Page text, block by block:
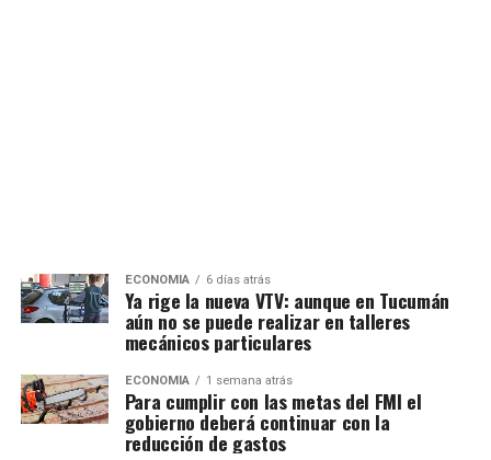
ECONOMÍA 6 días atrás
Ya rige la nueva VTV: aunque en Tucumán
aún no se puede realizar en talleres
mecánicos particulares
ECONOMÍA 1 semana atrás
Para cumplir con las metas del FMI el
gobierno deberá continuar con la
reducción de gastos